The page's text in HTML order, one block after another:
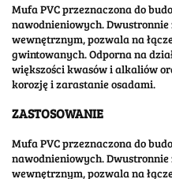
Mufa PVC przeznaczona do
nawodnieniowych.
wewnętrznym, pozwala na
gwintowanych. Odporna na
większości kwasów i alkaliów
korozję i zarastanie osadami.
ZASTOSOWANIE
Mufa PVC przeznaczona do
nawodnieniowych.
wewnętrznym, pozwala na